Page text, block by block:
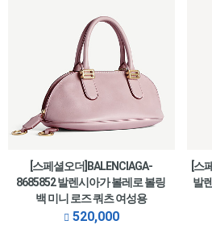
[스페셜오더]BALENCIAGA-
8685852 발렌시아가 볼레로 볼링
백 미니 로즈 쿼츠 여성용
520,000
[스
발